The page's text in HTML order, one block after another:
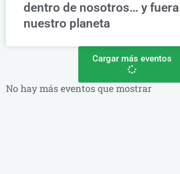
dentro de nosotros… y
nuestro planeta
Cargar más eventos
No hay más eventos que mostrar